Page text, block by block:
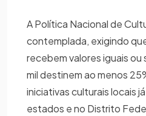
A Política Nacional de
contemplada, exigindo
recebem valores iguais ou
mil destinem ao menos
iniciativas culturais locais
estados e no Distrito